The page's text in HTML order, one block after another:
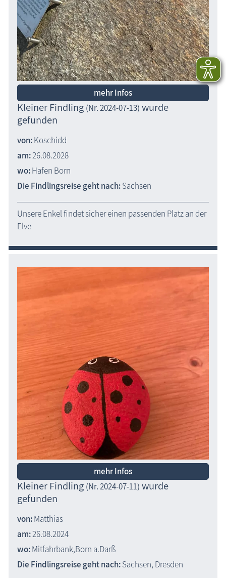
mehr Infos
Kleiner Findling (Nr. 2024-07-13) wurde
gefunden
von:Koschidd
am:26.08.2028
wo:Hafen Born
Die Findlingsreise geht nach:Sachsen
Unsere Enkel findet sicher einen passenden Platz an der
Elve
mehr Infos
Kleiner Findling (Nr. 2024-07-11) wurde
gefunden
von:Matthias
am:26.08.2024
wo:Mitfahrbank,Born a.Darß
Die Findlingsreise geht nach:Sachsen, Dresden